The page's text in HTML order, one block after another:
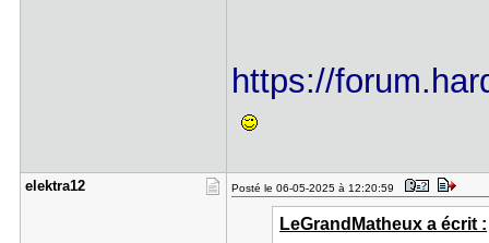
https://
elektra12 Posté le 06-05-2025 à 12:20:59
LeGrandMatheux a écrit :